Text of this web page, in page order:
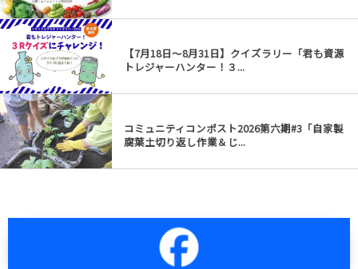
【7月18日～8月31日】クイズラリー「君も資源
トレジャーハンター！３...
コミュニティコンポスト2026第六期#3「自家製
腐葉土切り返し作業＆じ...